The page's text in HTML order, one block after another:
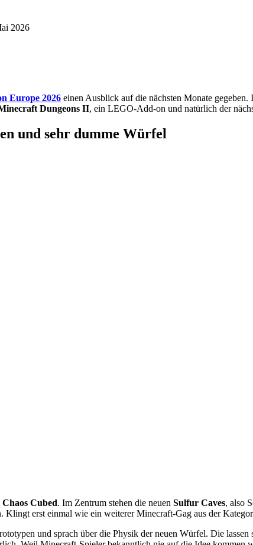
2026
Europe 2026 einen Ausblick auf die nächsten Monate
Dungeons II, ein LEGO-Add-on und natürlich der
und sehr dumme Würfel
Chaos Cubed. Im Zentrum stehen die neuen Sulfur Caves, also
Klingt erst einmal wie ein weiterer Minecraft-Gag aus der
und sprach über die Physik der neuen Würfel. Die